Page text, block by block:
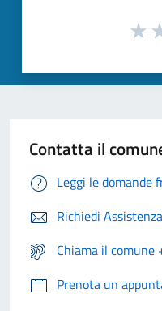
Contatta il
Leggi le domande
Richiedi Assistenza
Chiama il
Prenota un